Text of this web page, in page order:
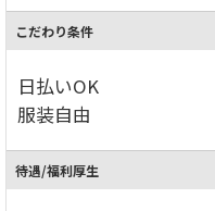
こだわり条件
日払いOK
服装自由
待遇/福利厚生